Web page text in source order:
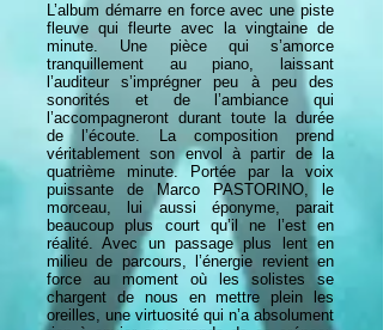
L’album démarre en force avec une piste
fleuve qui fleurte avec la vingtaine de
minute. Une pièce qui s’amorce
tranquillement au piano, laissant
l’auditeur s’imprégner peu à peu des
sonorités et de l’ambiance qui
l’accompagneront durant toute la durée
de l’écoute. La composition prend
véritablement son envol à partir de la
quatrième minute. Portée par la voix
puissante de Marco PASTORINO, le
morceau, lui aussi éponyme, parait
beaucoup plus court qu’il ne l’est en
réalité. Avec un passage plus lent en
milieu de parcours, l’énergie revient en
force au moment où les solistes se
chargent de nous en mettre plein les
oreilles, une virtuosité qui n’a absolument